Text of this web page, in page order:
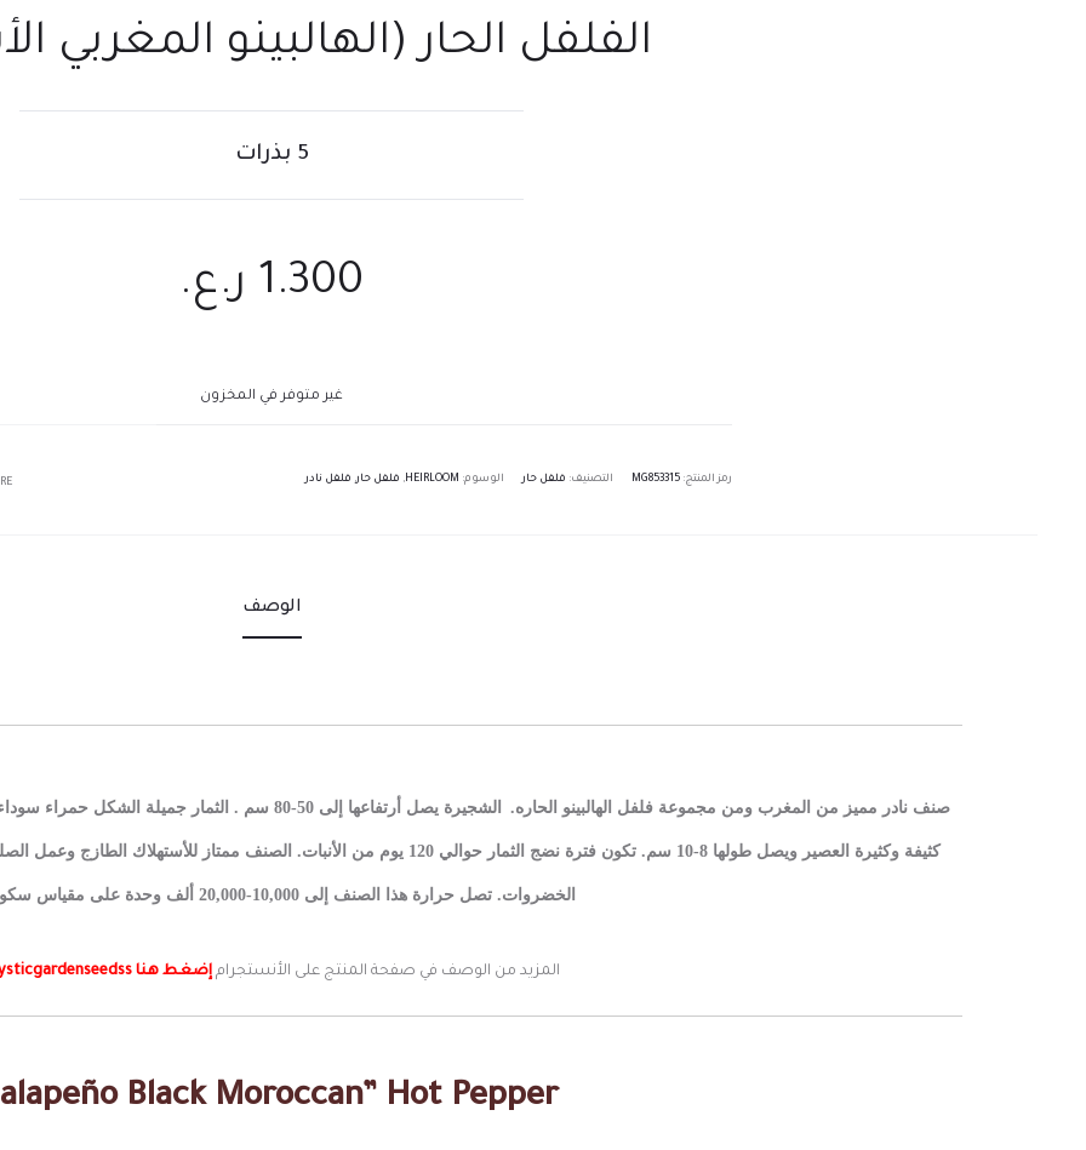
الفلفل الحار (الهالبينو المغربي
5 بذرات
1.300 ر.ع.
غير متوفر في المخزون
رمز المنتج: MG853315 التصنيف: فلفل حار الوسوم: HEIRLOOM
, فلفل حار, فلفل نادر
الوصف
صنف نادر مميز من المغرب ومن مجموعة فلفل الهالبينو الحاره. الشجيرة يصل أرتفاعها إلى 50-80 سم . الثمار جميلة الشكل حمراء
كثيفة وكثيرة العصير ويصل طولها 8-10 سم. تكون فترة نضج الثمار حوالي 120 يوم من الأنبات. الصنف ممتاز للأستهلاك الطازج وعمل
الخضروات. تصل حرارة هذا الصنف إلى 10,000-20,000 ألف وحدة على مقياس سكوفيل.
المزيد من الوصف في صفحة المنتج على الأنستجرامإضغط هنا mysticgardenseedss
Black Moroccan” Hot Pepper